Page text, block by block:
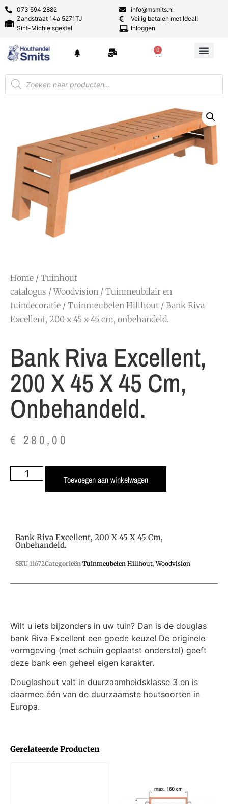
073 594 2882
Zandstraat 14a 5271TJ
Sint-Michielsgestel
info@msmits.nl
Veilig betalen met Ideal!
Inloggen
0
Home / Tuinhout
catalogus /Woodvision / Tuinmeubilair en
tuindecoratie / Tuinmeubelen Hillhout / Bank Riva
Excellent, 200 x 45 x 45 cm, onbehandeld.
Bank Riva Excellent,
200 X 45 X 45 Cm,
Onbehandeld.
€ 280,00
Toevoegen aan winkelwagen
Gerelateerde Producten
Bank Riva Excellent, 200 X 45 X 45 Cm,
Onbehandeld.
SKU 11672Categorieën Tuinmeubelen Hillhout,Woodvision
Wilt u iets bijzonders in uw tuin? Dan is de douglas
bank Riva Excellent een goede keuze! De originele
vormgeving (met schuin geplaatst onderstel) geeft
deze bank een geheel eigen karakter.
Douglashout valt in duurzaamheidsklasse 3 en is
daarmee één van de duurzaamste houtsoorten in
Europa.